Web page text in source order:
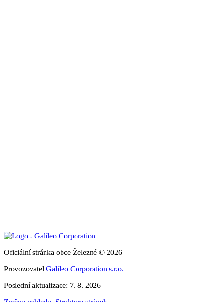
Oficiální stránka obce Železné © 2026
Provozovatel Galileo Corporation s.r.o.
Poslední aktualizace: 7. 8. 2026